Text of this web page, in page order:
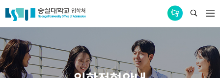
통합공지사항